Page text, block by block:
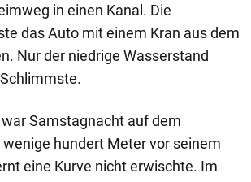
in einen Kanal. Die
das Auto mit einem Kran aus dem
Nur der niedrige Wasserstand
Samstagnacht auf dem
hundert Meter vor seinem
eine Kurve nicht erwischte. Im